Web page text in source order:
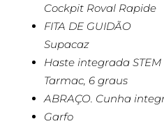
Cockpit Roval Rapide
FITA DE GUIDÃO
Supacaz
Haste integrada STEM
Tarmac, 6 graus
ABRAÇO. Cunha
Garfo